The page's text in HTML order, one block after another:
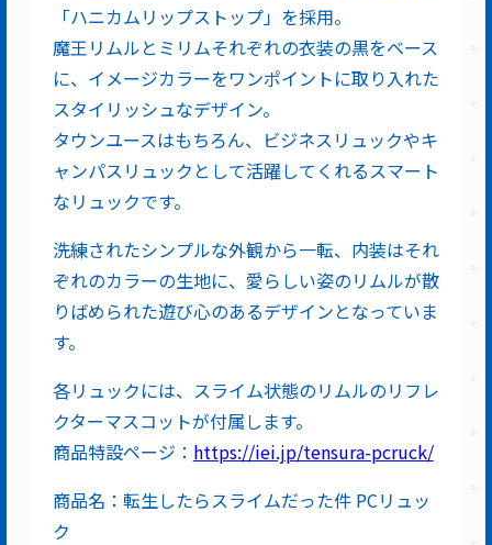
「ハニカムリップストップ」を採用。
魔王リムルとミリムそれぞれの衣装の黒をベース
に、イメージカラーをワンポイントに取り入れた
スタイリッシュなデザイン。
タウンユースはもちろん、ビジネスリュックやキ
ャンパスリュックとして活躍してくれるスマート
なリュックです。
洗練されたシンプルな外観から一転、内装はそれ
ぞれのカラーの生地に、愛らしい姿のリムルが散
りばめられた遊び心のあるデザインとなっていま
す。
各リュックには、スライム状態のリムルのリフレ
クターマスコットが付属します。
商品特設ページ： https://iei.jp/tensura-pcruck/
商品名：転生したらスライムだった件 PCリュッ
ク